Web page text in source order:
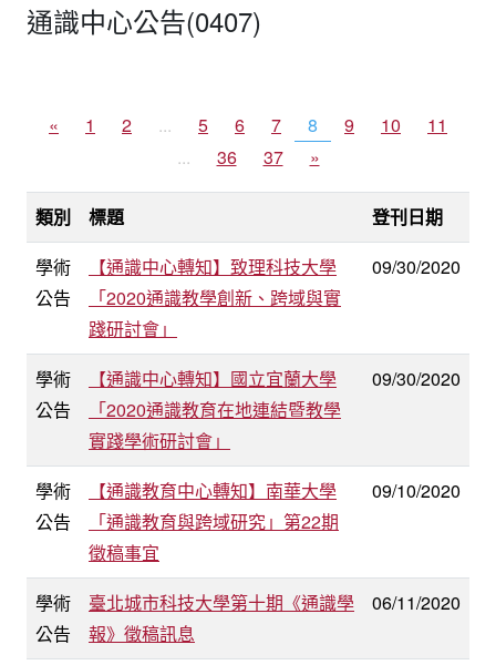
通識中心公告(0407)
« 1 2 ... 5 6 7 8 9 10
11
...
36 37 »
類別 標題
登刊日期
學術
公告
【通識中心轉知】致理科技大學
「2020通識教學創新、跨域與實
踐研討會」
09/30/2020
學術
公告
【通識中心轉知】國立宜蘭大學
「2020通識教育在地連結暨教學
實踐學術研討會」
09/30/2020
學術
公告
【通識教育中心轉知】南華大學
「通識教育與跨域研究」第22期
徵稿事宜
09/10/2020
學術
公告
臺北城市科技大學第十期《通識學
報》徵稿訊息
06/11/2020